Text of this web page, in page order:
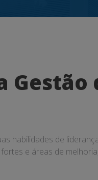
Gestão
habilidades de
e áreas de